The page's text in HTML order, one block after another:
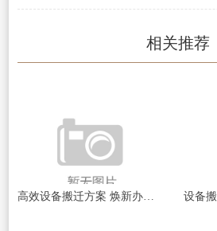
相关推荐
高效设备搬迁方案 焕新办公体验